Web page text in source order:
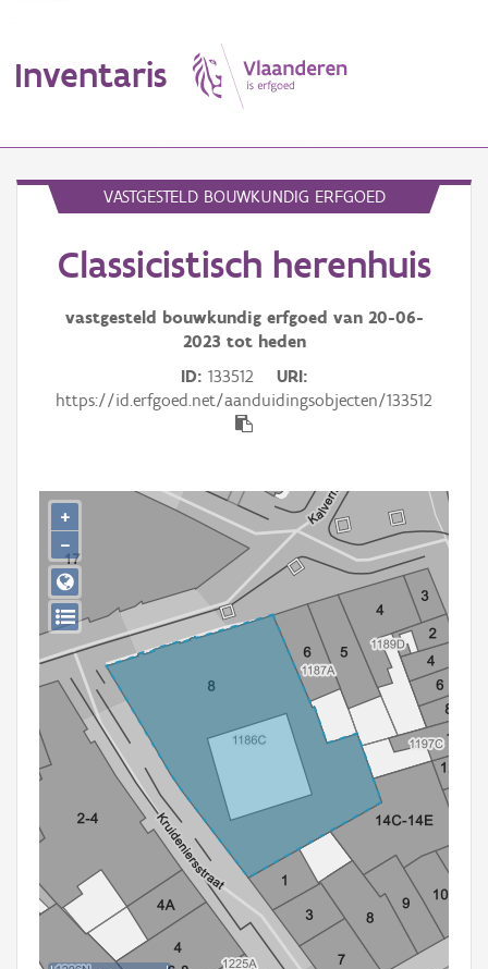
Inventaris
Erfgoedobject
Aanduidingsobject
Thema
Persoon of collectief
Downloads
Hergebruik
Aanmelden
VASTGESTELD BOUWKUNDIG ERFGOED
Classicistisch herenhuis
vastgesteld bouwkundig erfgoed van 20-06-
2023 tot heden
ID 133512
URI
https://id.erfgoed.net/aanduidingsobjecten/133512
+
−